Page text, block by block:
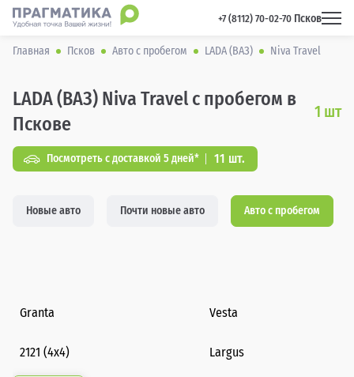
+7 (8112) 70-02-70 Псков
Главная Псков Авто с пробегом LADA (ВАЗ) Niva Travel
LADA (ВАЗ) Niva Travel с пробегом в
Пскове
1 шт
Посмотреть с доставкой 5 дней* 11 шт.
Новые авто Почти новые авто Авто с пробегом
Granta Vesta
2121 (4x4) Largus